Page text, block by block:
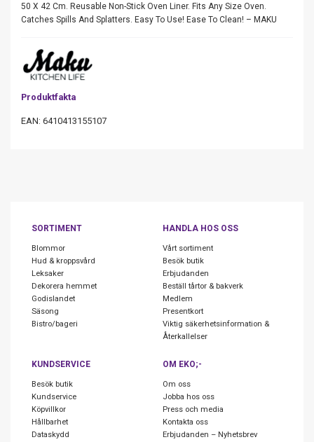
50 X 42 Cm. Reusable Non-Stick Oven Liner. Fits Any Size Oven.
Catches Spills And Splatters. Easy To Use! Ease To Clean! – MAKU
Produktfakta
EAN: 6410413155107
SORTIMENT
Blommor
Hud & kroppsvård
Leksaker
Dekorera hemmet
Godislandet
Säsong
Bistro/bageri
HANDLA HOS OSS
Vårt sortiment
Besök butik
Erbjudanden
Beställ tårtor & bakverk
Medlem
Presentkort
Viktig säkerhetsinformation &
Återkallelser
KUNDSERVICE
Besök butik
Kundservice
Köpvillkor
Hållbarhet
Dataskydd
OM EKO;-
Om oss
Jobba hos oss
Press och media
Kontakta oss
Erbjudanden – Nyhetsbrev